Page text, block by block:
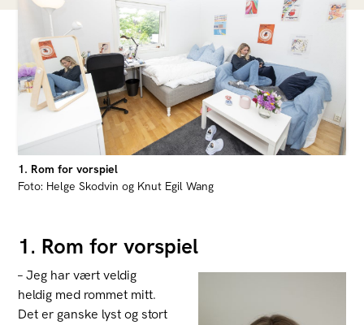
1. Rom for vorspiel
Foto: Helge Skodvin og Knut Egil Wang
1. Rom for vorspiel
– Jeg har vært veldig
heldig med rommet mitt.
Det er ganske lyst og stort